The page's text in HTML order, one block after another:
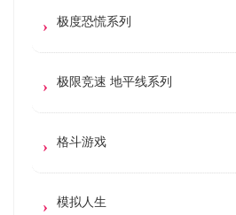
极度恐慌系列
极限竞速 地平线系列
格斗游戏
模拟人生